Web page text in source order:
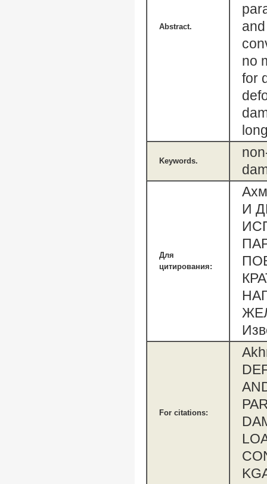
Abstract.
no
for
Keywords.
Для
цитирования:
И
For citations: